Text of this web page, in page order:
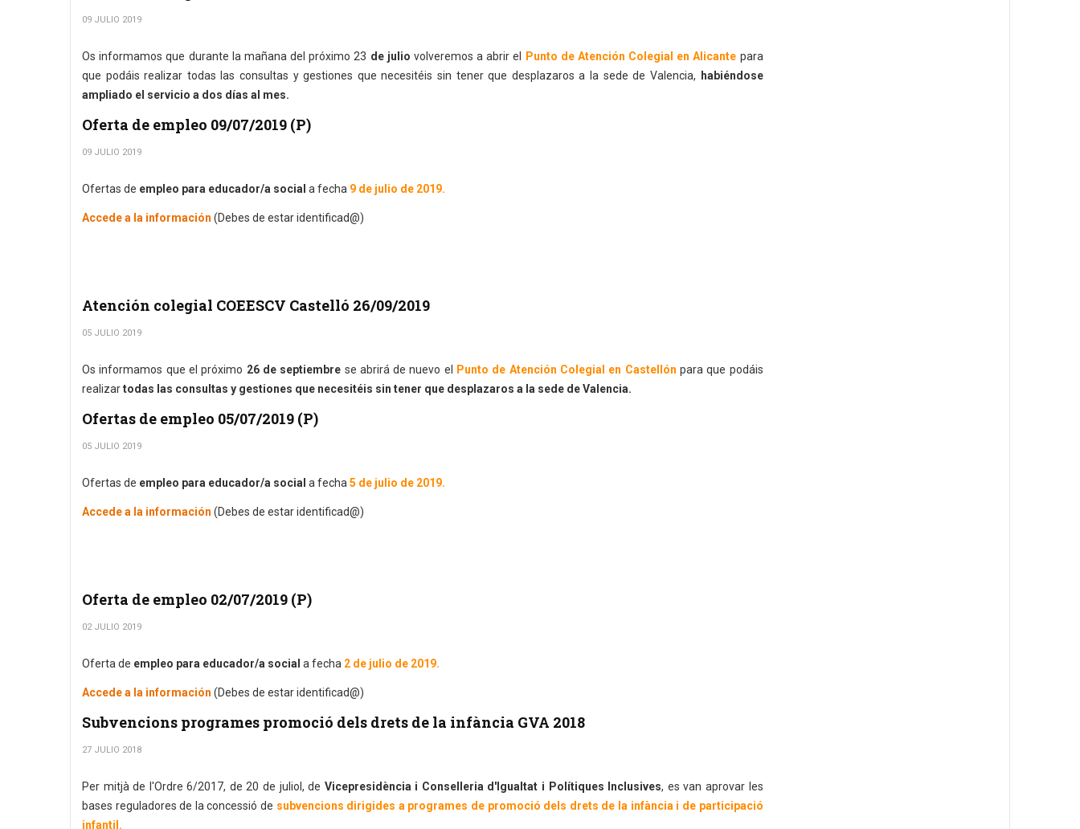
09 JULIO 2019
Os informamos que durante la mañana del próximo 23 de julio volveremos a abrir el Punto de Atención Colegial en Alicante para
que podáis realizar todas las consultas y gestiones que necesitéis sin tener que desplazaros a la sede de Valencia,
habiéndose
ampliado el servicio a dos días al mes.
Oferta de empleo 09/07/2019 (P)
09 JULIO 2019
Ofertas de empleo para educador/a social a fecha 9 de julio de 2019.
Accede a la información (Debes de estar identificad@)
Atención colegial COEESCV Castelló 26/09/2019
05 JULIO 2019
Os informamos que el próximo 26 de septiembre se abrirá de nuevo el Punto de Atención Colegial en Castellón para que podáis
realizartodas las consultas y gestiones que necesitéis sin tener que desplazaros a la sede de Valencia.
Ofertas de empleo 05/07/2019 (P)
05 JULIO 2019
Ofertas de empleo para educador/a social a fecha 5 de julio de 2019.
Accede a la información (Debes de estar identificad@)
Oferta de empleo 02/07/2019 (P)
02 JULIO 2019
Oferta de empleo para educador/a social a fecha 2 de julio de 2019.
Accede a la información (Debes de estar identificad@)
Subvencions programes promoció dels drets de la infància GVA 2018
27 JULIO 2018
Per mitjà de l'Ordre 6/2017, de 20 de juliol, de Vicepresidència i Conselleria d'Igualtat i Polítiques Inclusives, es van aprovar les
bases reguladores de la concessió de subvencions dirigides a programes de promoció dels drets de la infància i de participació
infantil.